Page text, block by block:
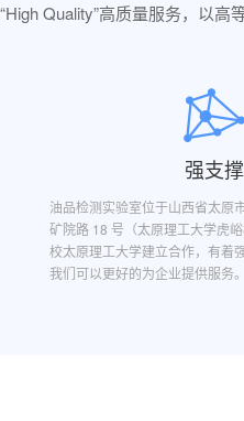
Quality”高质量服务，以
强支撑
油品检测实验室位于山西省太原
矿院路 18 号（太原理工大学虎
校太原理工大学建立合作，有着
我们可以更好的为企业提供服务。